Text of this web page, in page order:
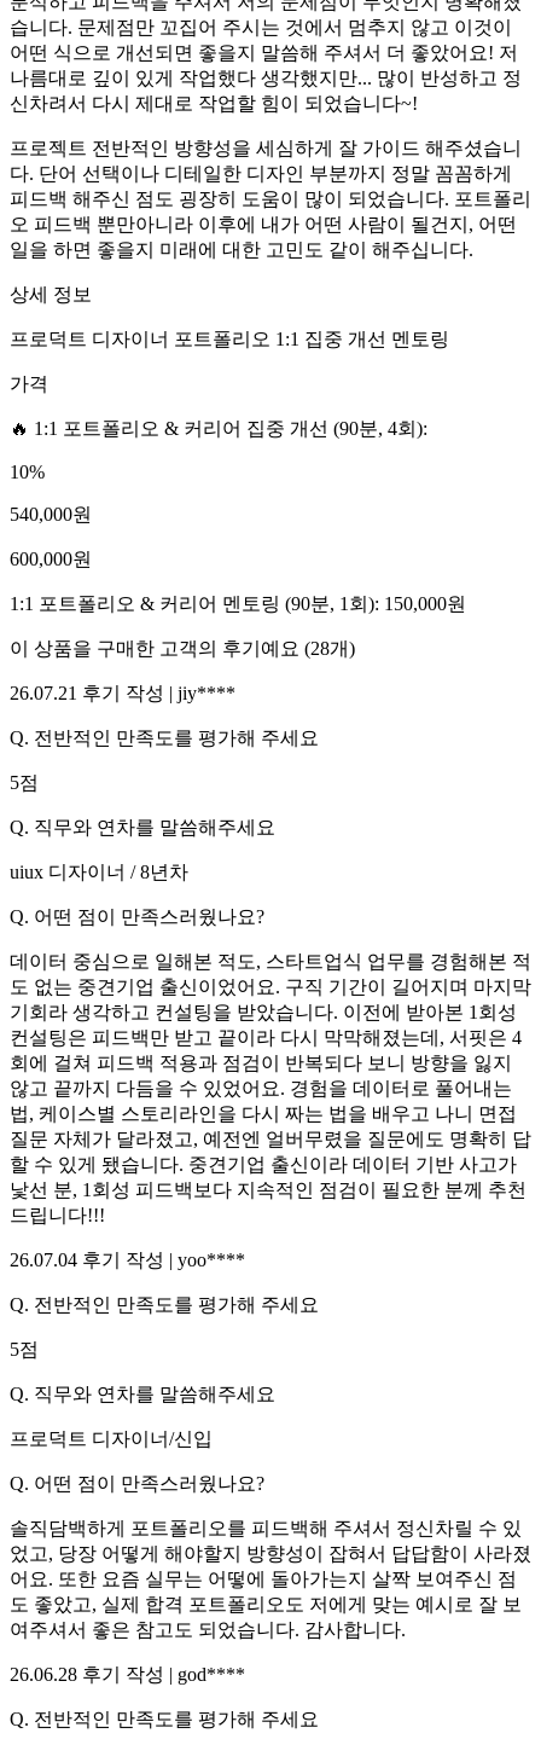
습니다. 문제점만 꼬집어 주시는 것에서 멈추지 않고 이것이
어떤 식으로 개선되면 좋을지 말씀해 주셔서 더 좋았어요! 저
나름대로 깊이 있게 작업했다 생각했지만... 많이 반성하고 정
신차려서 다시 제대로 작업할 힘이 되었습니다~!
프로젝트 전반적인 방향성을 세심하게 잘 가이드 해주셨습니
다. 단어 선택이나 디테일한 디자인 부분까지 정말 꼼꼼하게
피드백 해주신 점도 굉장히 도움이 많이 되었습니다. 포트폴리
오 피드백 뿐만아니라 이후에 내가 어떤 사람이 될건지, 어떤
일을 하면 좋을지 미래에 대한 고민도 같이 해주십니다.
상세 정보
프로덕트 디자이너 포트폴리오 1:1 집중 개선 멘토링
가격
🔥 1:1 포트폴리오 & 커리어 집중 개선 (90분, 4회):
10%
540,000원
600,000원
1:1 포트폴리오 & 커리어 멘토링 (90분, 1회): 150,000원
이 상품을 구매한 고객의 후기예요 (28개)
26.07.21 후기 작성 | jiy****
Q. 전반적인 만족도를 평가해 주세요
5점
Q. 직무와 연차를 말씀해주세요
uiux 디자이너 / 8년차
Q. 어떤 점이 만족스러웠나요?
데이터 중심으로 일해본 적도, 스타트업식 업무를 경험해본 적
도 없는 중견기업 출신이었어요. 구직 기간이 길어지며 마지막
기회라 생각하고 컨설팅을 받았습니다. 이전에 받아본 1회성
컨설팅은 피드백만 받고 끝이라 다시 막막해졌는데, 서핏은 4
회에 걸쳐 피드백 적용과 점검이 반복되다 보니 방향을 잃지
않고 끝까지 다듬을 수 있었어요. 경험을 데이터로 풀어내는
법, 케이스별 스토리라인을 다시 짜는 법을 배우고 나니 면접
질문 자체가 달라졌고, 예전엔 얼버무렸을 질문에도 명확히 답
할 수 있게 됐습니다. 중견기업 출신이라 데이터 기반 사고가
낯선 분, 1회성 피드백보다 지속적인 점검이 필요한 분께 추천
드립니다!!!
26.07.04 후기 작성 | yoo****
Q. 전반적인 만족도를 평가해 주세요
5점
Q. 직무와 연차를 말씀해주세요
프로덕트 디자이너/신입
Q. 어떤 점이 만족스러웠나요?
솔직담백하게 포트폴리오를 피드백해 주셔서 정신차릴 수 있
었고, 당장 어떻게 해야할지 방향성이 잡혀서 답답함이 사라졌
어요. 또한 요즘 실무는 어떻에 돌아가는지 살짝 보여주신 점
도 좋았고, 실제 합격 포트폴리오도 저에게 맞는 예시로 잘 보
여주셔서 좋은 참고도 되었습니다. 감사합니다.
26.06.28 후기 작성 | god****
Q. 전반적인 만족도를 평가해 주세요